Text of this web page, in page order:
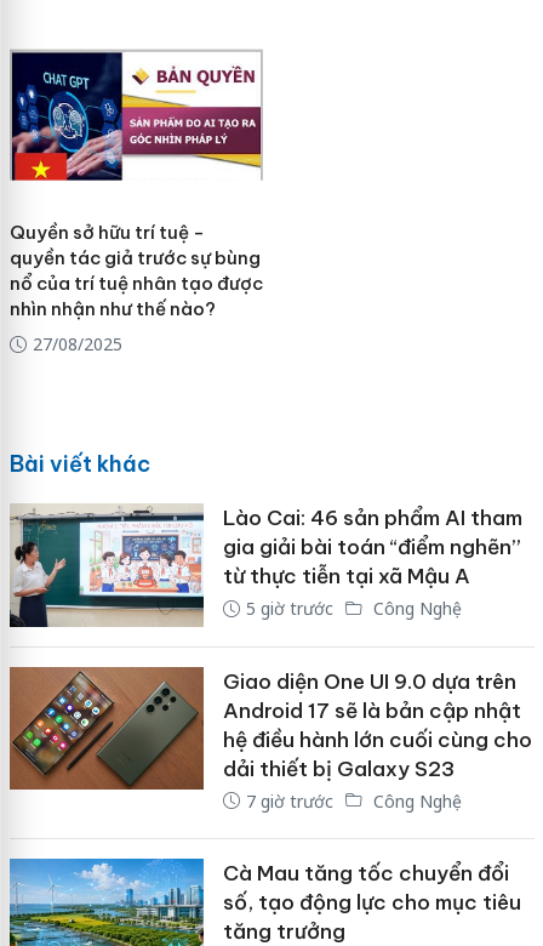
Quyền sở hữu trí tuệ -
quyền tác giả trước sự bùng
nổ của trí tuệ nhân tạo được
nhìn nhận như thế nào?
27/08/2025
Bài viết khác
Lào Cai: 46 sản phẩm AI tham
gia giải bài toán “điểm nghẽn”
từ thực tiễn tại xã Mậu A
5 giờ trước Công Nghệ
Giao diện One UI 9.0 dựa trên
Android 17 sẽ là bản cập nhật
hệ điều hành lớn cuối cùng cho
dải thiết bị Galaxy S23
7 giờ trước Công Nghệ
Cà Mau tăng tốc chuyển đổi
số, tạo động lực cho mục tiêu
tăng trưởng